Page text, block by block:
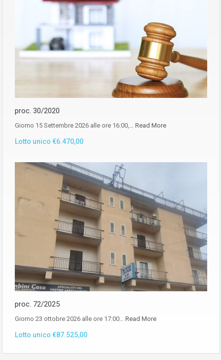
proc. 30/2020
Giorno 15 Settembre 2026 alle ore 16:00,… Read More
Lotto unico €6.470,00
proc. 72/2025
Giorno 23 ottobre 2026 alle ore 17:00… Read More
Lotto unico €87.525,00